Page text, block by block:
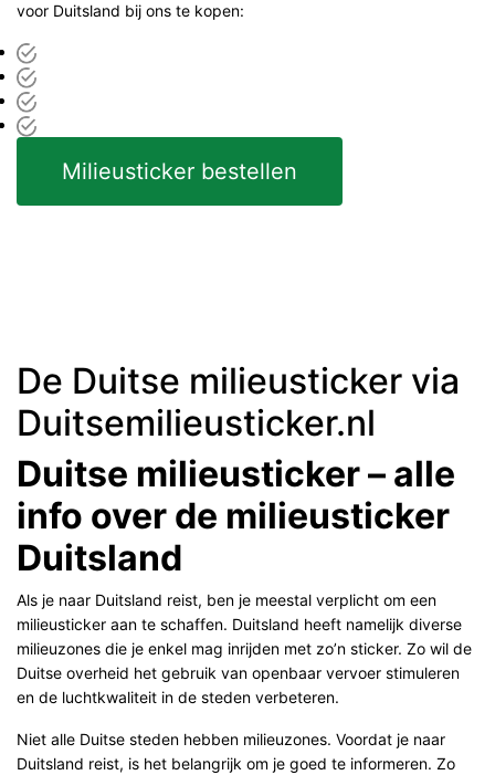
voor Duitsland bij ons te kopen:
Milieusticker bestellen
De Duitse milieusticker via
Duitsemilieusticker.nl
Duitse milieusticker – alle
info over de milieusticker
Duitsland
Als je naar Duitsland reist, ben je meestal verplicht om een
milieusticker aan te schaffen. Duitsland heeft namelijk diverse
milieuzones die je enkel mag inrijden met zo’n sticker. Zo wil de
Duitse overheid het gebruik van openbaar vervoer stimuleren
en de luchtkwaliteit in de steden verbeteren.
Niet alle Duitse steden hebben milieuzones. Voordat je naar
Duitsland reist, is het belangrijk om je goed te informeren. Zo